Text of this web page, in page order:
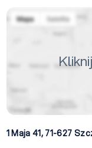
1 Maja 41, 71-627